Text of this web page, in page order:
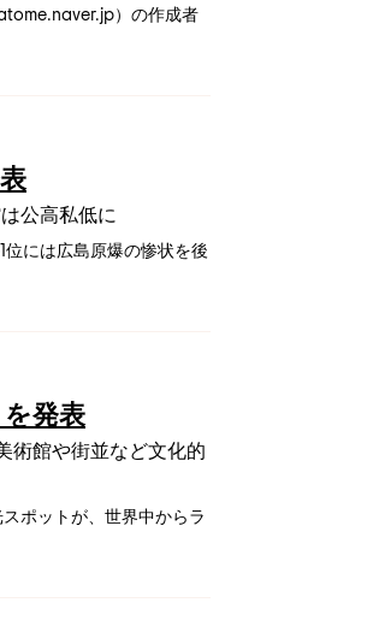
）の作成者
公高私低に
には広島原爆の惨状を後
発表
術館や街並など文化的
ポットが、世界中からラ